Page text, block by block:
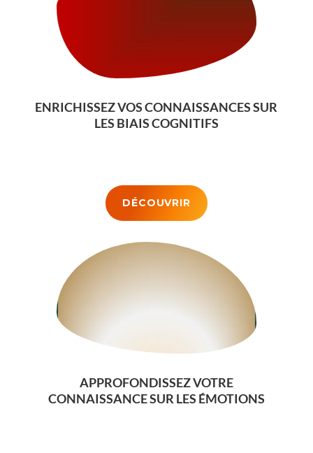
ENRICHISSEZ VOS CONNAISSANCES SUR
LES BIAIS COGNITIFS
DÉCOUVRIR
APPROFONDISSEZ VOTRE
CONNAISSANCE SUR LES ÉMOTIONS